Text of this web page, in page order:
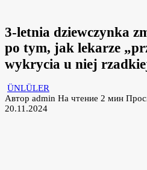
3-letnia dziewczynka
po tym, jak lekarze
wykrycia u niej
ÜNLÜLER
Автор admin На чтение 2 мин
20.11.2024